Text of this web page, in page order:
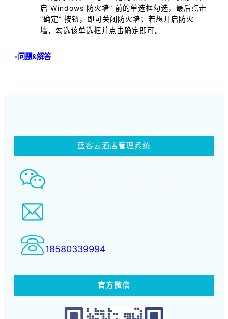
启 Windows 防火墙” 前的单选框勾选，最后点击
“确定” 按钮，即可关闭防火墙；若想开启防火
墙，勾选该单选框并点击确定即可。
•问题&解答
蓝客云酒店管理系统
智慧酒店事业部： 18580339994
18580339994
官方微信